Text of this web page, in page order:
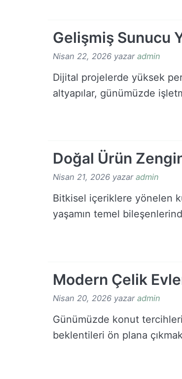
Gelişmiş Sunucu
Nisan 22, 2026 yazar admin
Dijital projelerde yüksek
altyapılar, günümüzde
Doğal Ürün
Nisan 21, 2026 yazar admin
Bitkisel içeriklere yönelen
yaşamın temel
Modern Çelik
Nisan 20, 2026 yazar admin
Günümüzde konut
beklentileri ön plana